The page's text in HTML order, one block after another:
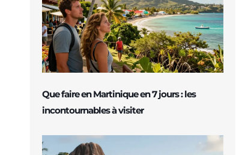
Que faire en Martinique en 7 jours : les
incontournables à visiter